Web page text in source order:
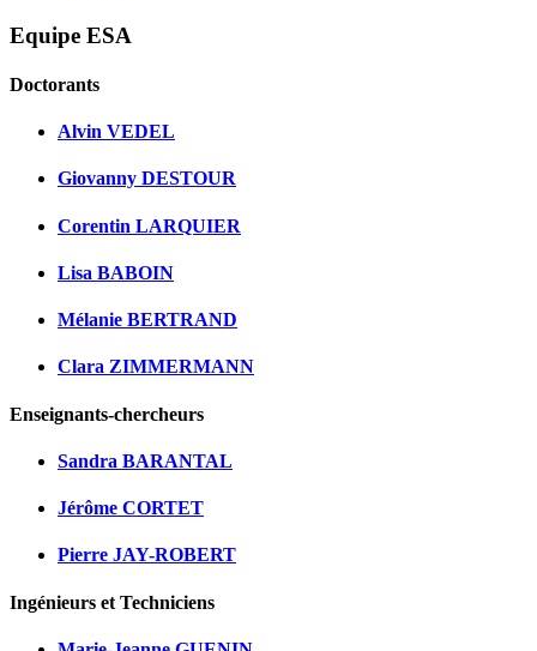
Equipe ESA
Doctorants
Alvin VEDEL
Giovanny DESTOUR
Corentin LARQUIER
Lisa BABOIN
Mélanie BERTRAND
Clara ZIMMERMANN
Enseignants-chercheurs
Sandra BARANTAL
Jérôme CORTET
Pierre JAY-ROBERT
Ingénieurs et Techniciens